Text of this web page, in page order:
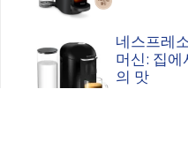
네스프레
머신: 집
의 맛